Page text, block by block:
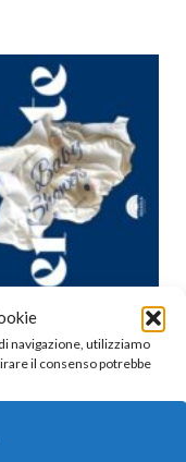
navigazione, utilizziamo
il consenso potrebbe
per te